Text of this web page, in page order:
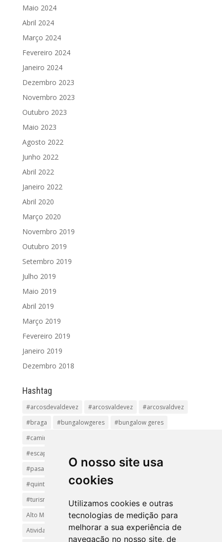
O nosso site usa
cookies
Utilizamos cookies e outras
tecnologias de medição para
melhorar a sua experiência de
navegação no nosso site, de
Maio 2024
Abril 2024
Março 2024
Fevereiro 2024
Janeiro 2024
Dezembro 2023
Novembro 2023
Outubro 2023
Maio 2023
Agosto 2022
Junho 2022
Abril 2022
Janeiro 2022
Abril 2020
Março 2020
Novembro 2019
Outubro 2019
Setembro 2019
Julho 2019
Maio 2019
Abril 2019
Março 2019
Fevereiro 2019
Janeiro 2019
Dezembro 2018
Hashtag
#arcosdevaldevez #arcosvaldevez
#arcosvaldvez
#braga
#bungalowgeres
#bungalow geres
#caminhadas
#escapadinha
#pasadiços
#passadiçosdovez
#penedageres
#quintalamosa
#religião
#turismoreligioso
#turismorural
#vianadocastelo
Alto Minho
Arcos de Valdevez.
Arcos Valdevez
Atividades e Passeios
aventura
Caminhadas e Passeio